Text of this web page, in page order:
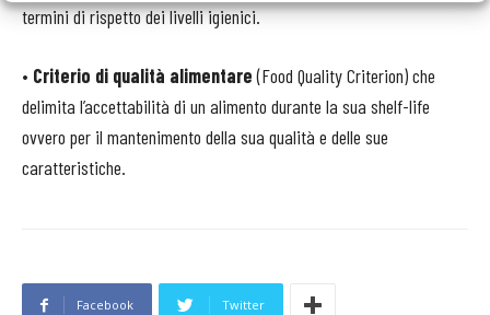
termini di rispetto dei livelli igienici.
• Criterio di qualità alimentare(Food Quality Criterion) che
delimita l’accettabilità di un alimento durante la sua shelf-life
ovvero per il mantenimento della sua qualità e delle sue
caratteristiche.
Facebook Twitter